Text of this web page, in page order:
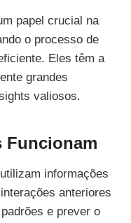
papel crucial na
o processo de
Eles têm a
grandes
valiosos.
Funcionam
informações
anteriores
e prever o